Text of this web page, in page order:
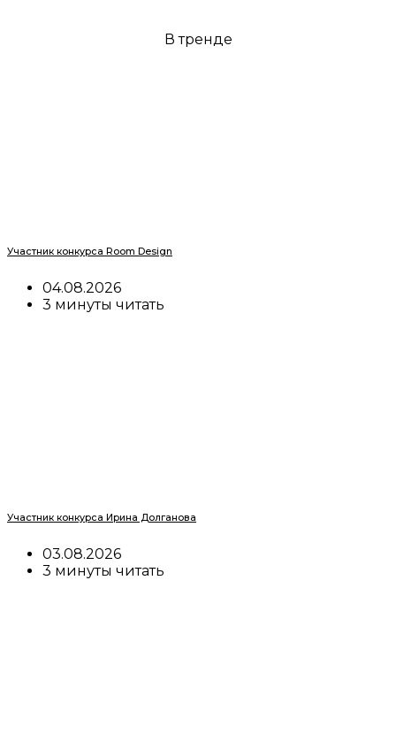
В тренде
Участник конкурса Room Design
04.08.2026
3 минуты читать
Участник конкурса Ирина Долганова
03.08.2026
3 минуты читать